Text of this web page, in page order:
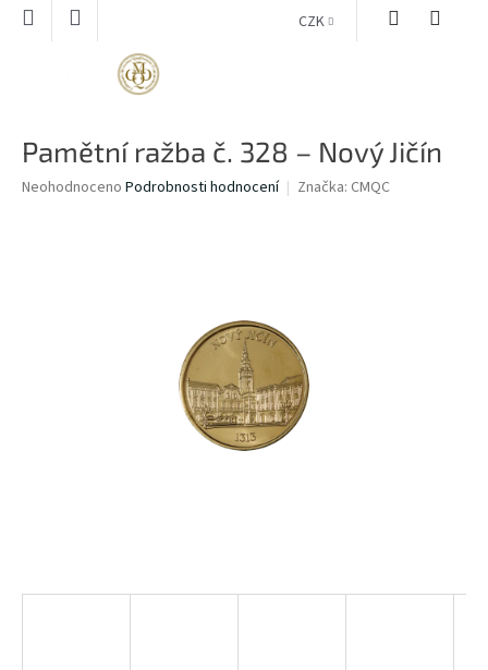
Přejít
CZK
Pamětní ražba č. 328 – Nový Jičín
Průměrné
Neohodnoceno Podrobnosti hodnocení Značka: CMQC